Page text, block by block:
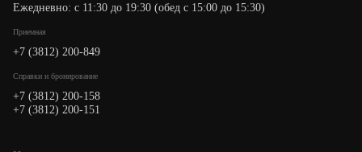
Ежедневно: с 11:30 до 19:30 (обед с 15:00 до 15:30)
Приемная
+7 (3812) 200-849
Cправки и бронирование
+7 (3812) 200-158
+7 (3812) 200-151